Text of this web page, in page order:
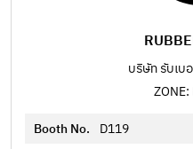
บริษัท รับเบ
Booth No. D119